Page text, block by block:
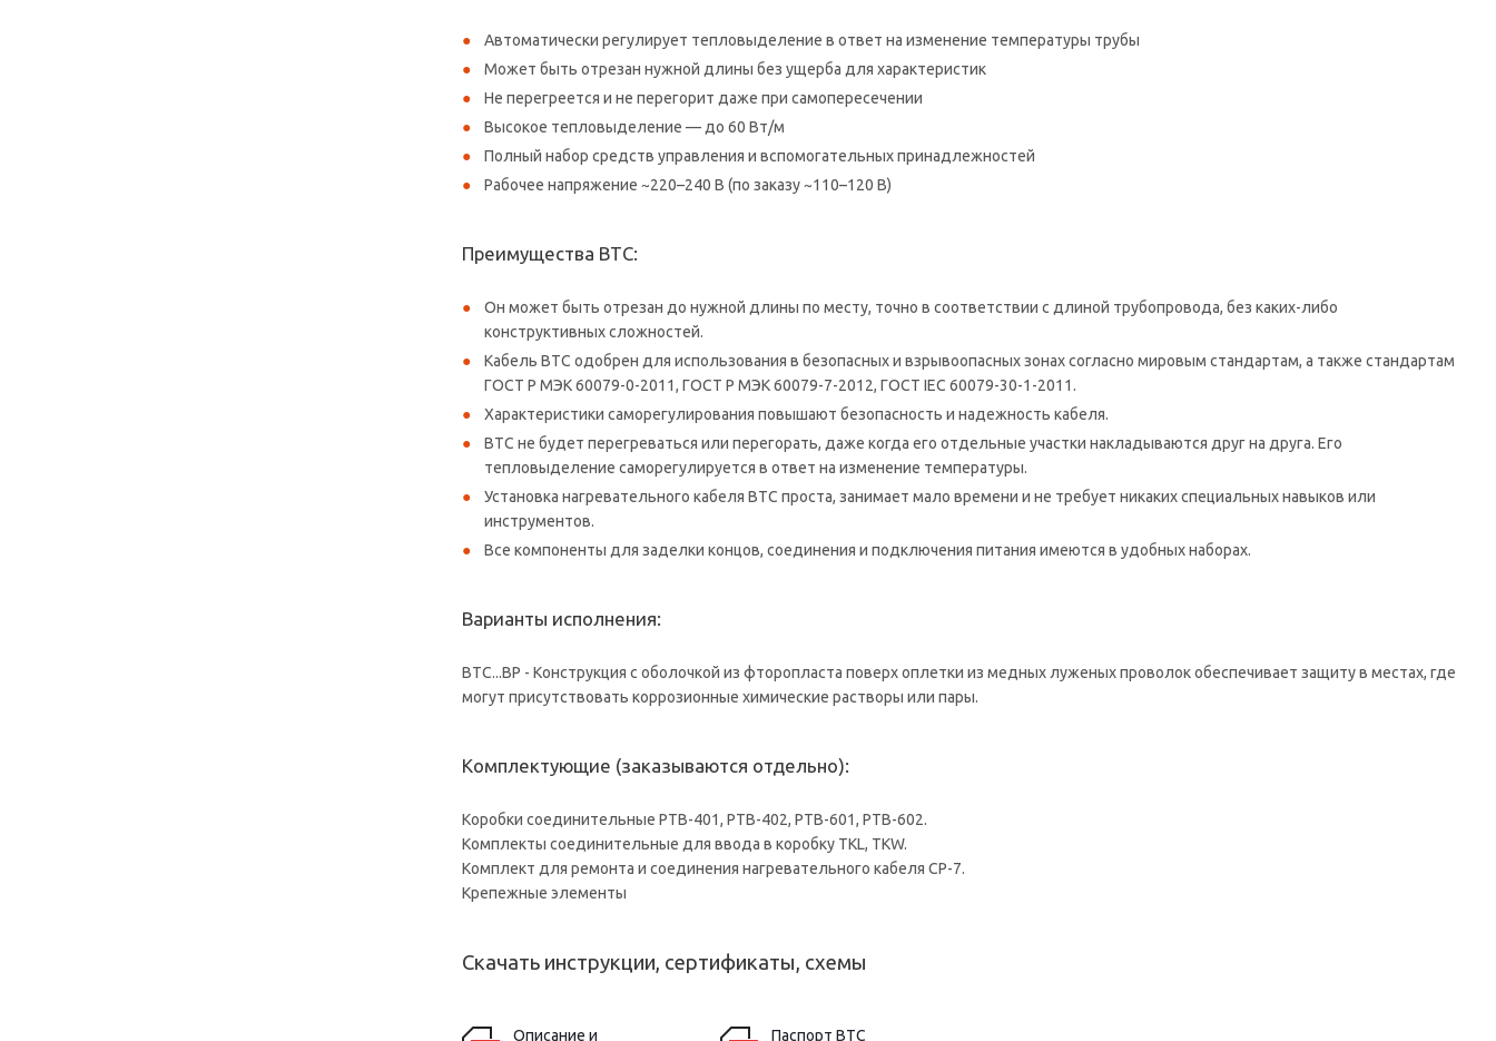
Автоматически регулирует тепловыделение в ответ на изменение температуры трубы
Может быть отрезан нужной длины без ущерба для характеристик
Не перегреется и не перегорит даже при самопересечении
Высокое тепловыделение — до 60 Вт/м
Полный набор средств управления и вспомогательных принадлежностей
Рабочее напряжение ~220–240 В (по заказу ~110–120 В)
Преимущества ВТС:
Он может быть отрезан до нужной длины по месту, точно в соответствии с длиной трубопровода, без каких-либо
конструктивных сложностей.
Кабель BTC одобрен для использования в безопасных и взрывоопасных зонах согласно мировым стандартам, а также стандартам
ГОСТ Р МЭК 60079-0-2011, ГОСТ Р МЭК 60079-7-2012, ГОСТ IEC 60079-30-1-2011.
Характеристики саморегулирования повышают безопасность и надежность кабеля.
BTC не будет перегреваться или перегорать, даже когда его отдельные участки накладываются друг на друга. Его
тепловыделение саморегулируется в ответ на изменение температуры.
Установка нагревательного кабеля BTC проста, занимает мало времени и не требует никаких специальных навыков или
инструментов.
Все компоненты для заделки концов, соединения и подключения питания имеются в удобных наборах.
Варианты исполнения:
ВTС...BP - Конструкция с оболочкой из фторопласта поверх оплетки из медных луженых проволок обеспечивает защиту в местах, где
могут присутствовать коррозионные химические растворы или пары.
Комплектующие (заказываются отдельно):
Коробки соединительные РТВ-401, РТВ-402, РТВ-601, РТВ-602.
Комплекты соединительные для ввода в коробку TKL, TKW.
Комплект для ремонта и соединения нагревательного кабеля СР-7.
Крепежные элементы
Скачать инструкции, сертификаты, схемы
Описание и
Паспорт ВТС